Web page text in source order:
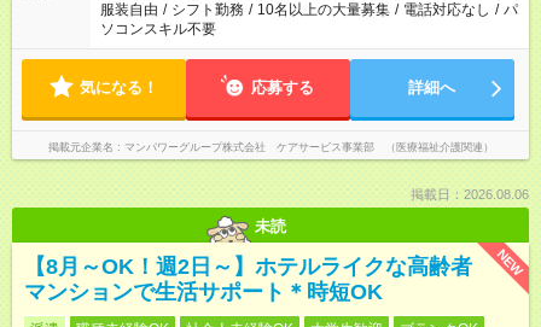
服装自由 / シフト勤務 / 10名以上の大量募集 / 電話対応なし / パ
ソコンスキル不要
気になる！ 応募する 詳細へ
掲載元企業名 マンパワーグループ株式会社 ケアサービス事業部 （医療福祉介護関連）
掲載日：2026.08.06
未読
NEW
【8月～OK！週2日～】ホテルライクな高齢者
マンションで生活サポート＊時短OK